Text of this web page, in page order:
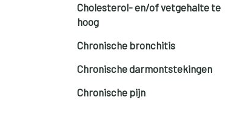
Cholesterol- en/of vetgehalte te
hoog
Chronische bronchitis
Chronische darmontstekingen
Chronische pijn